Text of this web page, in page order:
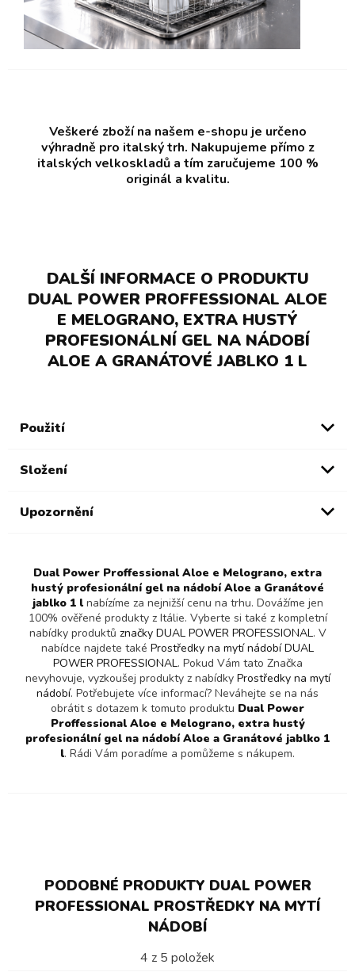
Veškeré zboží na našem e-shopu je určeno
výhradně pro italský trh. Nakupujeme přímo z
italských velkoskladů a tím zaručujeme 100 %
originál a kvalitu.
DALŠÍ INFORMACE O PRODUKTU
DUAL POWER PROFFESSIONAL ALOE
E MELOGRANO, EXTRA HUSTÝ
PROFESIONÁLNÍ GEL NA NÁDOBÍ
ALOE A GRANÁTOVÉ JABLKO 1 L
Použití
Složení
Upozornění
Dual Power Proffessional Aloe e Melograno, extra
hustý profesionální gel na nádobí Aloe a Granátové
jablko 1 lnabízíme za nejnižší cenu na trhu. Dovážíme jen
100% ověřené produkty z Itálie. Vyberte si také z kompletní
nabídky produktů značky DUAL POWER PROFESSIONAL. V
nabídce najdete také Prostředky na mytí nádobí DUAL
POWER PROFESSIONAL. Pokud Vám tato Značka
nevyhovuje, vyzkoušej produkty z nabídky Prostředky na mytí
nádobí. Potřebujete více informací? Neváhejte se na nás
obrátit s dotazem k tomuto produktu Dual Power
Proffessional Aloe e Melograno, extra hustý
profesionální gel na nádobí Aloe a Granátové jablko 1
l. Rádi Vám poradíme a pomůžeme s nákupem.
PODOBNÉ PRODUKTY DUAL POWER
PROFESSIONAL PROSTŘEDKY NA MYTÍ
NÁDOBÍ
4 z 5 položek